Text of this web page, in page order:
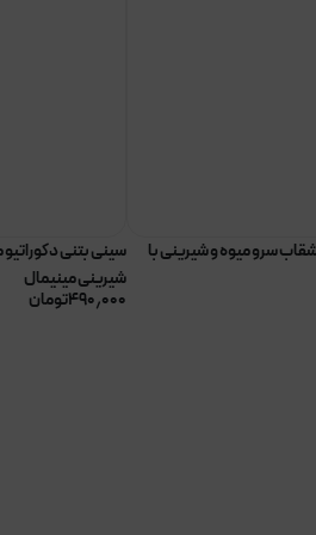
سرو میوه و شیرینی با
سینی بتنی
شیرینی مینیمال
۴۹۰٫۰۰۰تومان